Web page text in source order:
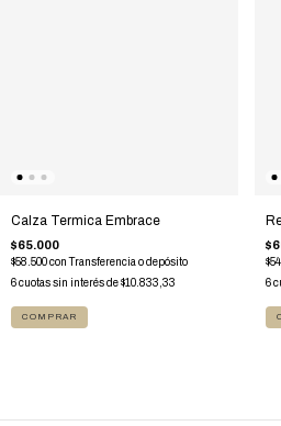
Calza Termica Embrace
$65.000
$58.500con Transferencia o depósito
6cuotas sin interés de$10.833,33
COMPRAR
6